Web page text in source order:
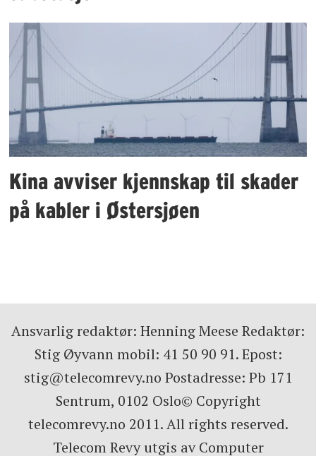
Kina avviser kjennskap til skader
på kabler i Østersjøen
Ansvarlig redaktør: Henning Meese Redaktør:
Stig Øyvann mobil: 41 50 90 91. Epost:
stig@telecomrevy.no Postadresse: Pb 171
Sentrum, 0102 Oslo© Copyright
telecomrevy.no 2011. All rights reserved.
Telecom Revy utgis av Computer